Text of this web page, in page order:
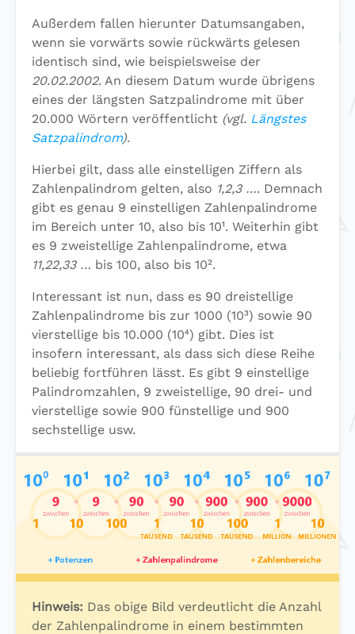
Außerdem fallen hierunter Datumsangaben,
wenn sie vorwärts sowie rückwärts gelesen
identisch sind, wie beispielsweise der
20.02.2002. An diesem Datum wurde übrigens
eines der längsten Satzpalindrome mit über
20.000 Wörtern veröffentlicht (vgl. Längstes
Satzpalindrom).
Hierbei gilt, dass alle einstelligen Ziffern als
Zahlenpalindrom gelten, also 1,2,3 …. Demnach
gibt es genau 9 einstelligen Zahlenpalindrome
im Bereich unter 10, also bis 10¹. Weiterhin gibt
es 9 zweistellige Zahlenpalindrome, etwa
11,22,33 … bis 100, also bis 10².
Interessant ist nun, dass es 90 dreistellige
Zahlenpalindrome bis zur 1000 (10³) sowie 90
vierstellige bis 10.000 (10⁴) gibt. Dies ist
insofern interessant, als dass sich diese Reihe
beliebig fortführen lässt. Es gibt 9 einstellige
Palindromzahlen, 9 zweistellige, 90 drei- und
vierstellige sowie 900 fünstellige und 900
sechstellige usw.
Hinweis: Das obige Bild verdeutlicht die Anzahl
der Zahlenpalindrome in einem bestimmten